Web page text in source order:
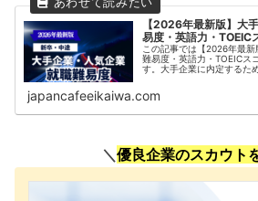
【2026年最新版】大
易度・英語力・TOEIC
この記事では【2026年最
難易度・英語力・TOEICス
す。大手企業に内定するた
内定をもらうためにはより
必須となります。海外展開
も珍しくはありません。本
japancafeeikaiwa.com
＼ 優良企業のスカウト